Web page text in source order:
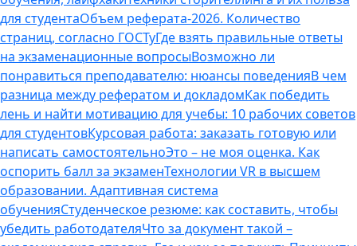
для студентаОбъем реферата-2026. Количество
страниц, согласно ГОСТуГде взять правильные ответы
на экзаменационные вопросыВозможно ли
понравиться преподавателю: нюансы поведенияВ чем
разница между рефератом и докладомКак победить
лень и найти мотивацию для учебы: 10 рабочих советов
для студентовКурсовая работа: заказать готовую или
написать самостоятельноЭто – не моя оценка. Как
оспорить балл за экзаменТехнологии VR в высшем
образовании. Адаптивная система
обученияСтуденческое резюме: как составить, чтобы
убедить работодателяЧто за документ такой –